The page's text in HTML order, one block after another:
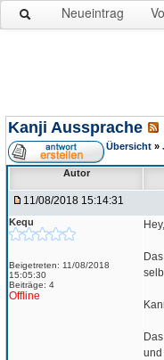
Neueintrag
Kanji Aussprache
Übersicht »
Autor
11/08/2018 15:14:31
Kequ
Beigetreten: 11/08/2018
15:05:30
Beiträge: 4
Offline
und